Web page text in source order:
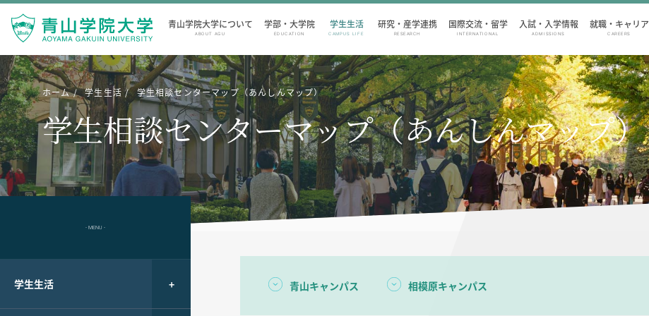
青山学院大学について
ABOUT AGU
学部・大学院
EDUCATION
学生生活
CAMPUS LIFE
研究・産学連携
RESEARCH
国際交流・留学
INTERNATIONAL
入試・入学情報
ADMISSIONS
就職・キャリア
CAREERS
ホーム 学生生活 学生相談センターマップ（あんしんマップ）
学生相談センターマップ（あんしんマップ）
- MENU -
学生生活 青山キャンパス 相模原キャンパス